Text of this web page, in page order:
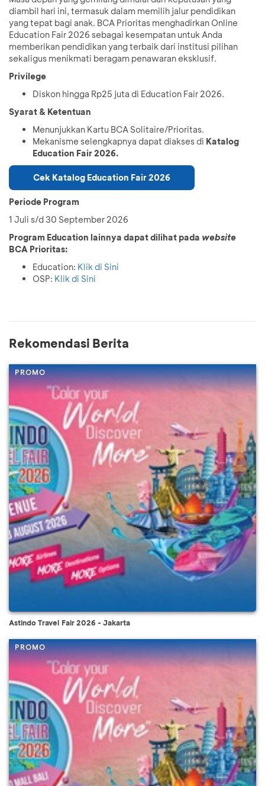
diambil hari ini, termasuk dalam memilih jalur pendidikan
yang tepat bagi anak. BCA Prioritas menghadirkan Online
Education Fair 2026 sebagai kesempatan untuk Anda
memberikan pendidikan yang terbaik dari institusi pilihan
sekaligus menikmati beragam penawaran eksklusif.
Privilege
Diskon hingga Rp25 juta di Education Fair 2026.
Syarat & Ketentuan
Menunjukkan Kartu BCA Solitaire/Prioritas.
Mekanisme selengkapnya dapat diakses di Katalog
Education Fair 2026.
Cek Katalog Education Fair 2026
Periode Program
1 Juli s/d 30 September 2026
Program Education lainnya dapat dilihat pada website
BCA Prioritas:
Education: Klik di Sini
OSP: Klik di Sini
Rekomendasi Berita
PROMO
Astindo Travel Fair 2026 - Jakarta
PROMO